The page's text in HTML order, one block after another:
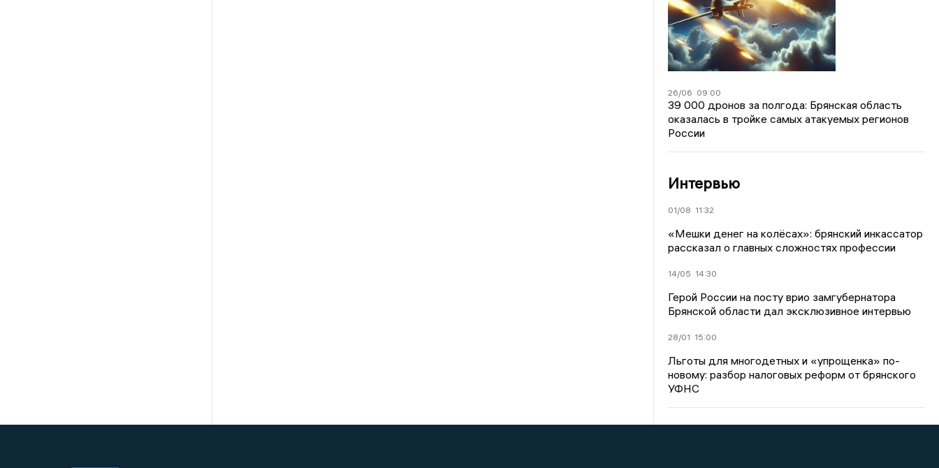
26/06 09:00
39 000 дронов за полгода: Брянская область
оказалась в тройке самых атакуемых регионов
России
Интервью
01/08 11:32
«Мешки денег на колёсах»: брянский инкассатор
рассказал о главных сложностях профессии
14/05 14:30
Герой России на посту врио замгубернатора
Брянской области дал эксклюзивное интервью
28/01 15:00
Льготы для многодетных и «упрощенка» по-
новому: разбор налоговых реформ от брянского
УФНС